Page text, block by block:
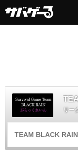
リー
TEAM BLACK RAIN